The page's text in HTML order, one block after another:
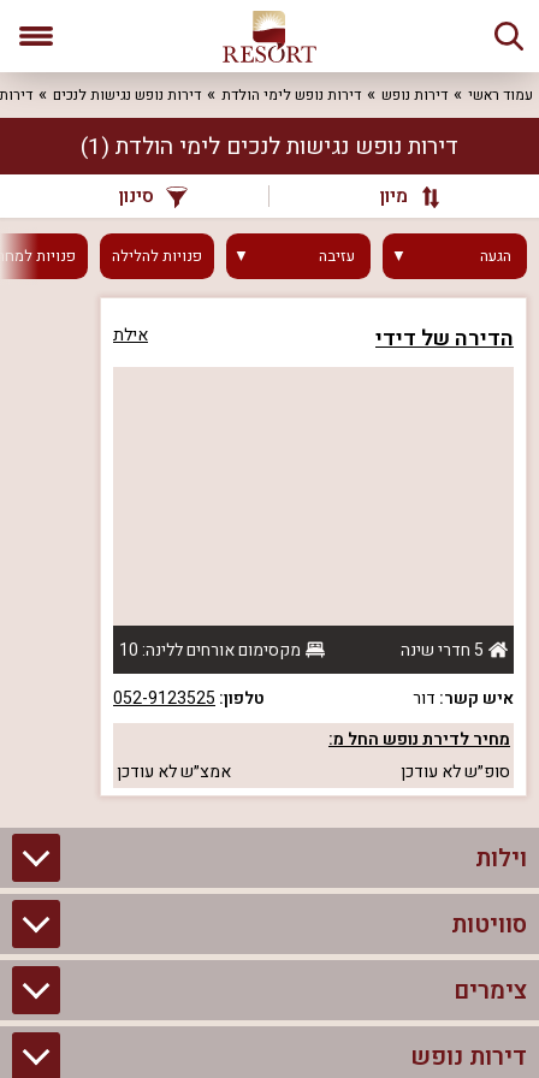
עמוד ראשי דירות נופש דירות נופש לימי הולדת דירות נופש נגישות לנכים
דירות נופש נגישות לנכים לימי הולדת (1)
מיון סינון
הגעה עזיבה פנויותלהלילה פנויות
הדירה של דידי אילת
5 חדרי שינה
מקסימום אורחים ללינה: 10
איש קשר: דור טלפון: 052-9123525
מחיר לדירת נופש החל מ:
סופ״שלא עודכן אמצ״שלא עודכן
וילות
וילות בצפון
וילות להשכרה
סוויטות
סוויטות בצפון
צימרים לזוגות עם בריכה פרטית
צימרים
צימרים בצפון
דירות נופש